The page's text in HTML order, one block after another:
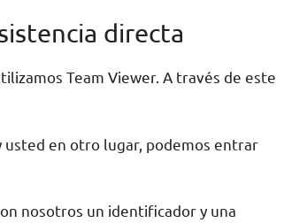
directa
Team Viewer. A través de este
usted en otro lugar, podemos entrar
nosotros un identificador y una